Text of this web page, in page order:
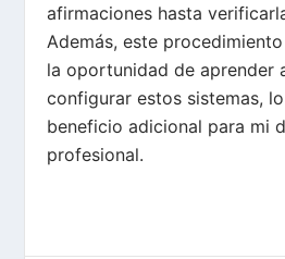
afirmaciones hasta
Además, este
la oportunidad de aprender
configurar estos sistemas,
beneficio adicional para mi
profesional.